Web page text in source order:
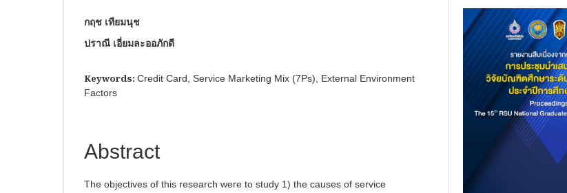
กฤช เทียมนุช
ปราณี เอี่ยมละออภักดี
Keywords: Credit Card, Service Marketing Mix (7Ps), External Environment
Factors
Abstract
The objectives of this research were to study 1) the causes of service